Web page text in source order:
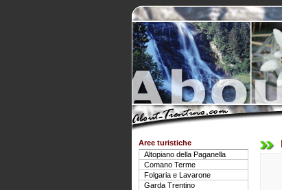
Aree turistiche
Altopiano della Paganella
Comano Terme
Folgaria e Lavarone
Garda Trentino